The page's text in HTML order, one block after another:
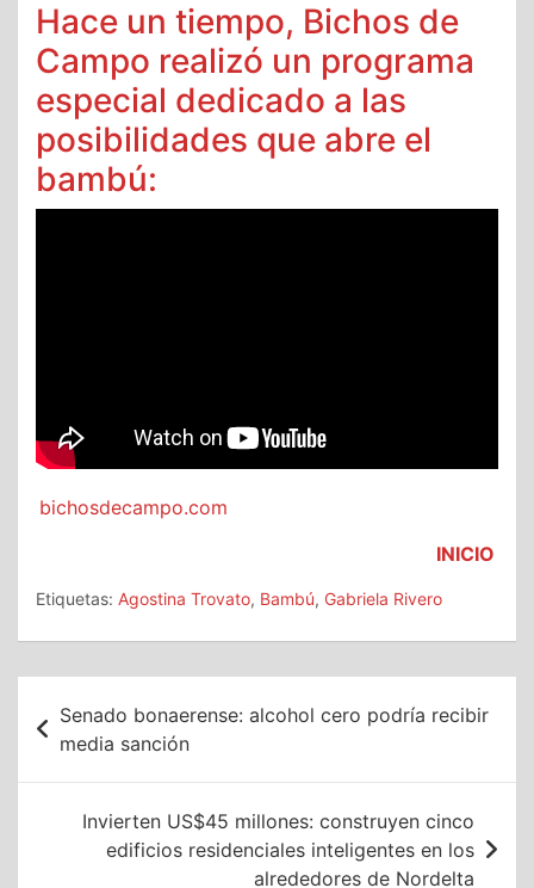
Hace un tiempo, Bichos de
Campo realizó un programa
especial dedicado a las
posibilidades que abre el
bambú:
bichosdecampo.com
INICIO
Etiquetas: Agostina Trovato, Bambú, Gabriela Rivero
Navegación
de
entradas
Senado bonaerense: alcohol cero podría recibir
media sanción
Invierten US$45 millones: construyen cinco
edificios residenciales inteligentes en los
alrededores de Nordelta